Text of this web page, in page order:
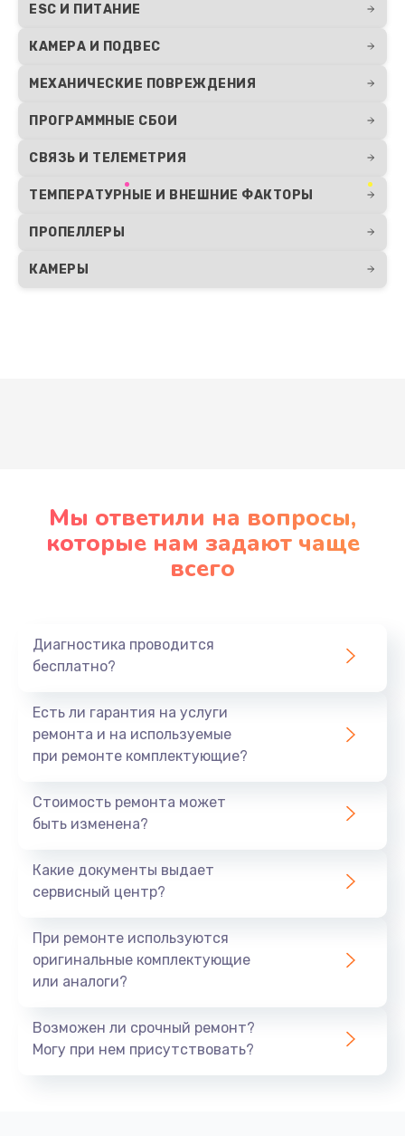
ESC И ПИТАНИЕ
КАМЕРА И ПОДВЕС
МЕХАНИЧЕСКИЕ ПОВРЕЖДЕНИЯ
ПРОГРАММНЫЕ СБОИ
СВЯЗЬ И ТЕЛЕМЕТРИЯ
ТЕМПЕРАТУРНЫЕ И ВНЕШНИЕ ФАКТОРЫ
ПРОПЕЛЛЕРЫ
КАМЕРЫ
Мы ответили на вопросы,
которые нам задают чаще
всего
Диагностика проводится
бесплатно?
Есть ли гарантия на услуги
ремонта и на используемые
при ремонте комплектующие?
Стоимость ремонта может
быть изменена?
Какие документы выдает
сервисный центр?
При ремонте используются
оригинальные комплектующие
или аналоги?
Возможен ли срочный ремонт?
Могу при нем присутствовать?